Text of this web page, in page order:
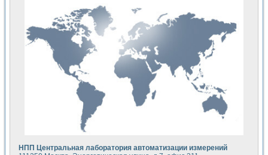
Разработка автоматизированного стенда для измерения
Применение среды LabVIEW для построения картины
Портативная система для определения показателей
Использование LabVIEW для управления источником
Устройство для снятия вольт-амперных характеристик
Передовые научные технологии: нано-, фемто-,
Автоматизированная установка по измерению временных
Автоматизированный лабораторный комплекс на базе
Визуализация моделирования и оптимизации тепловой
Виртуальный прибор для исследования функциональных
Исследование возможности создания экономичного
Исследование кинетики движения макрочастиц в
Метод прогнозирования свойств дисперсных продуктов
НПП Центральная лаборатория автоматизации измерений